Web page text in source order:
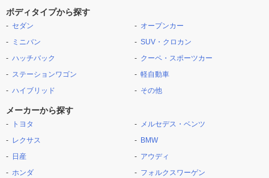
ボディタイプから探す
セダン
ミニバン
ハッチバック
ステーションワゴン
ハイブリッド
オープンカー
SUV・クロカン
クーペ・スポーツカー
軽自動車
その他
メーカーから探す
トヨタ
レクサス
日産
ホンダ
メルセデス・ベンツ
BMW
アウディ
フォルクスワーゲン